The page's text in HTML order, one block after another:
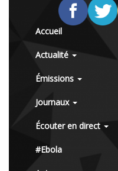
Accueil
Actualité
Émissions
Journaux
Écouter en direct
#Ebola